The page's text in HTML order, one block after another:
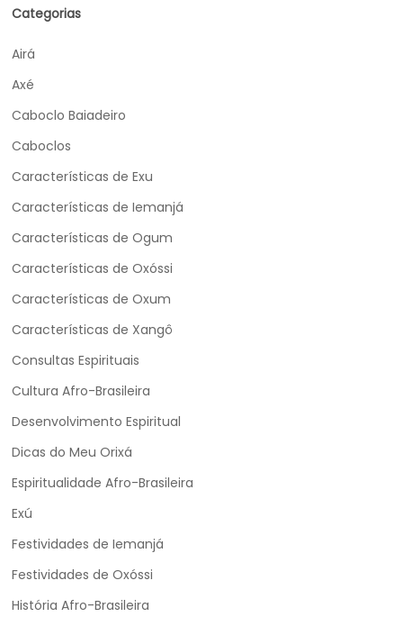
Categorias
Airá
Axé
Caboclo Baiadeiro
Caboclos
Características de Exu
Características de Iemanjá
Características de Ogum
Características de Oxóssi
Características de Oxum
Características de Xangô
Consultas Espirituais
Cultura Afro-Brasileira
Desenvolvimento Espiritual
Dicas do Meu Orixá
Espiritualidade Afro-Brasileira
Exú
Festividades de Iemanjá
Festividades de Oxóssi
História Afro-Brasileira